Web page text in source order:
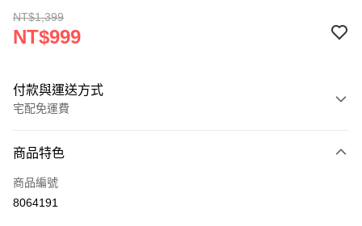
NT$1,399
NT$999
付款與運送方式
宅配免運費
信用卡一次付款
LINE Pay
商品特色
商品編號
8064191